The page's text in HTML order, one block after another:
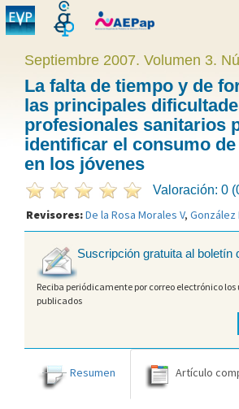
Septiembre 2007. Volumen 3.
La falta de tiempo y de
las principales
profesionales sanitarios
identificar el consumo
en los jóvenes
Valoración: 0
Revisores:De la Rosa Morales V, González
Suscripción gratuita al boletín
Reciba periódicamente por correo electrónico
publicados
Resumen Artículo